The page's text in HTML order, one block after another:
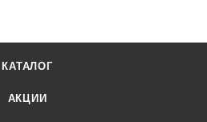
КАТАЛОГ
АКЦИИ